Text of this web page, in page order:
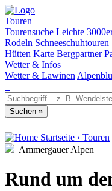
Touren
Tourensuche Leichte
Rodeln Schneeschuhtouren
Hütten Karte Bergpartner
Wetter & Infos
Wetter & Lawinen
Startseite › Touren
Ammergauer Alpen
Rund um